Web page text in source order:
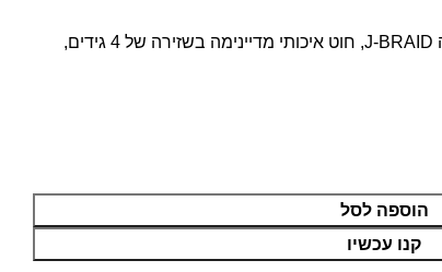
DAIWA J-BRAID X4 – תוספת לסדרת ה J-BRAID, חוט איכותי מדיינימה בשזירה של 4 גידים,
הוספה לסל
קנו עכשיו